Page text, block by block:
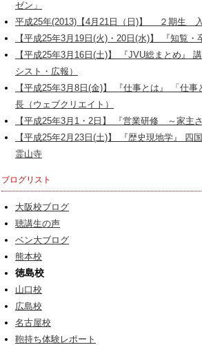
ゼン」
平成25年(2013)【4月21日（日)】 ２期生
【平成25年3月19日(火)・20日(水)】 『知覧・
【平成25年3月16日(土)】 『JVU総まとめ』
シスト・広報）
【平成25年3月8日(金)】 『仕事とは』 「仕
長（ウェブクリエイト）
【平成25年3月1・2日】 『営業研修 ～家主
【平成25年2月23日(土)】 『歴史現地学』
霊山寺
ブログリスト
大阪校ブログ
聴講生の声
ベン大ブログ
熊本校
徳島校
山口校
広島校
名古屋校
鞄持ち体験レポート